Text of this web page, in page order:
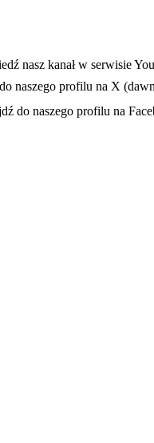
się w nowej karcie
nasz kanał w serwisie
karcie
naszego profilu na X
otwiera się w nowej karcie
do naszego profilu na